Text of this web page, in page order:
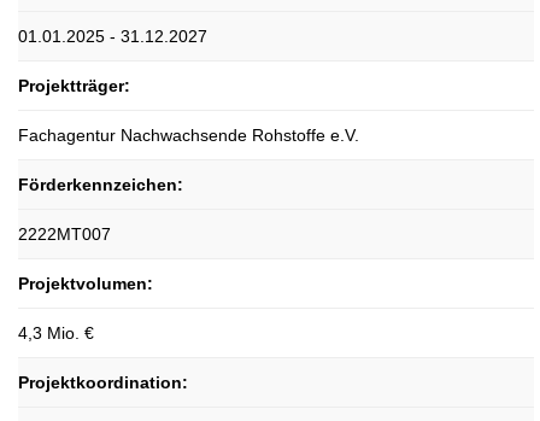
01.01.2025 - 31.12.2027
Projektträger:
Fachagentur Nachwachsende Rohstoffe e.V.
Förderkennzeichen:
2222MT007
Projektvolumen:
4,3 Mio. €
Projektkoordination: